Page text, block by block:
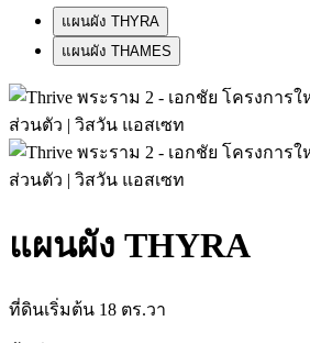
แผนผัง THYRA
แผนผัง THAMES
แผนผัง THYRA
ที่ดินเริ่มต้น 18 ตร.วา